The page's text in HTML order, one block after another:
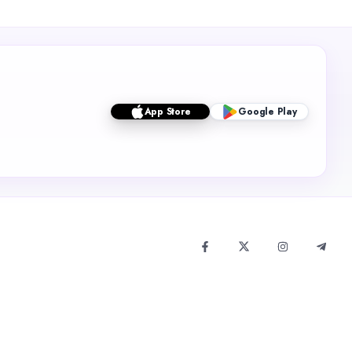
App Store Google Play